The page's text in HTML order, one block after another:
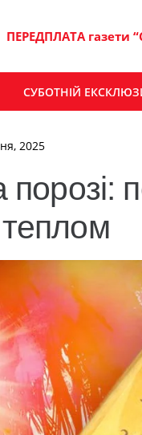
ПЕРЕДПЛАТА газети
СУБОТНІЙ
2025